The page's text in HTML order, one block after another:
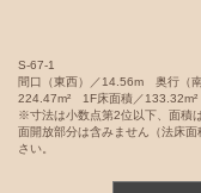
S-67-1
間口（東西）／14.56m 奥行（
224.47m² 1F床面積／
※寸法は小数点第2位以下、面積
面開放部分は含みません（法床
さい。